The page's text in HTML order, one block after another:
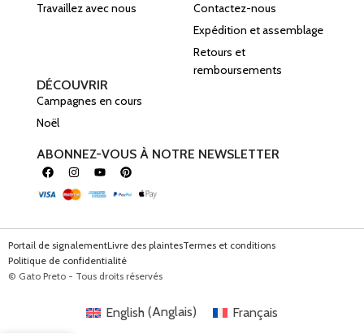
Travaillez avec nous
Contactez-nous
Expédition et assemblage
Retours et
remboursements
DÉCOUVRIR
Campagnes en cours
Noël
ABONNEZ-VOUS À NOTRE NEWSLETTER
Portail de signalementLivre des plaintesTermes et conditions
Politique de confidentialité
© Gato Preto - Tous droits réservés
English (Anglais) Français